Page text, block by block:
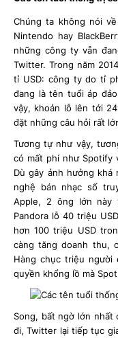
Chúng ta không nói
Nintendo hay
những công ty vẫn
Twitter. Trong năm
tỉ USD: công ty do tỉ
đang là tên tuổi áp
vậy, khoản lỗ lên tới
đặt những câu hỏi rất
Tương tự như vậy,
có mất phí như Spotify
Dù gây ảnh hưởng khá
nghệ bán nhạc số
Apple, 2 ông lớn này
Pandora lỗ 40 triệu
hơn 100 triệu USD
càng tăng doanh thu,
Hàng chục triệu
quyền khổng lồ mà
Song, bất ngờ lớn nhất
đi, Twitter lại tiếp tục